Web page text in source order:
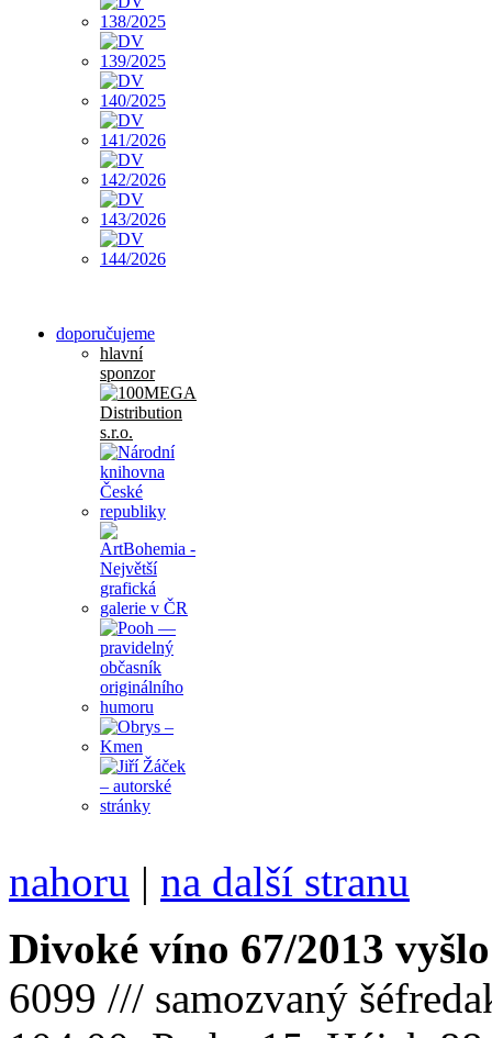
doporučujeme
hlavní
sponzor
nahoru | na další stranu
Divoké víno 67/2013
6099 /// samozvaný